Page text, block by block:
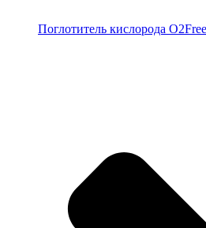
Поглотитель кислорода O2Free